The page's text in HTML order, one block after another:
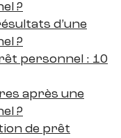
?
d’une
?
personnel : 10
après une
?
de prêt